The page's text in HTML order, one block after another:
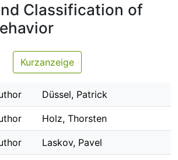
Classification of
Kurzanzeige
Düssel, Patrick
Holz, Thorsten
Laskov, Pavel